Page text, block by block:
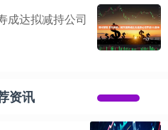
成达拟减持公司
资讯